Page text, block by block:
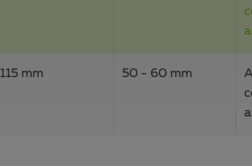
115 mm 50 - 60 mm